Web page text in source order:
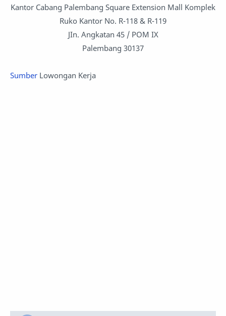
Kantor Cabang Palembang Square Extension Mall Komplek
Ruko Kantor No. R-118 & R-119
JIn. Angkatan 45 / POM IX
Palembang 30137
Sumber Lowongan Kerja